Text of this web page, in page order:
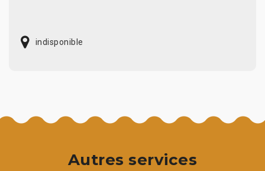
indisponible
Autres services